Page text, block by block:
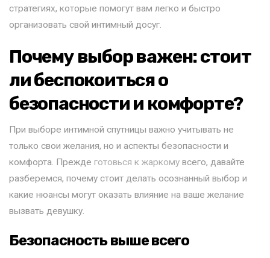
стратегиях, которые помогут вам легко и быстро
организовать свой интимный досуг.
Почему выбор важен: стоит
ли беспокоиться о
безопасности и комфорте?
При выборе интимной спутницы важно учитывать не
только свои желания, но и аспекты безопасности и
комфорта. Прежде готовься к жаркому всего, давайте
разберемся, почему стоит делать осознанный выбор и
какие нюансы могут оказать влияние на ваше желание
вызвать девушку.
Безопасность выше всего